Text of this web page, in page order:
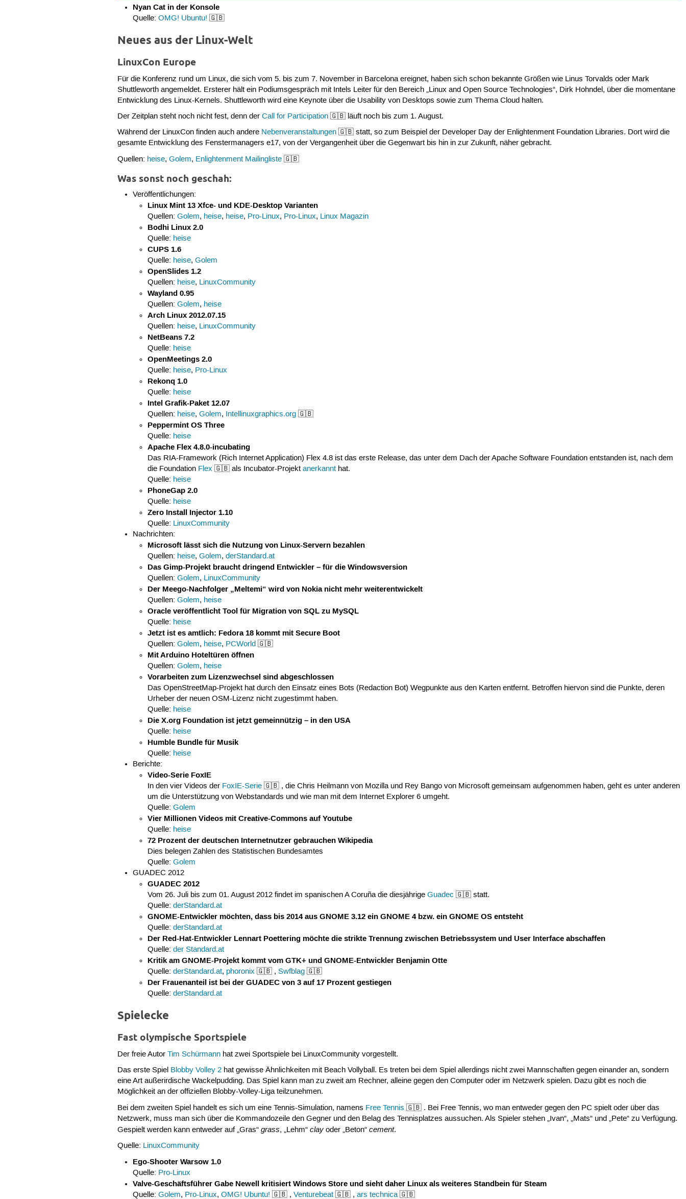
Nyan Cat in der Konsole
Quelle: OMG! Ubuntu! 🇬🇧
Neues aus der Linux-Welt
LinuxCon Europe
Für die Konferenz rund um Linux, die sich vom 5. bis zum 7. November in Barcelona ereignet, haben sich schon bekannte Größen wie Linus Torvalds oder Mark
Shuttleworth angemeldet. Ersterer hält ein Podiumsgespräch mit Intels Leiter für den Bereich „Linux and Open Source Technologies“, Dirk Hohndel, über die momentane
Entwicklung des Linux-Kernels. Shuttleworth wird eine Keynote über die Usability von Desktops sowie zum Thema Cloud halten.
Der Zeitplan steht noch nicht fest, denn derCall for Participation 🇬🇧 läuft noch bis zum 1. August.
Während der LinuxCon finden auch andere Nebenveranstaltungen 🇬🇧 statt, so zum Beispiel der Developer Day der Enlightenment Foundation Libraries. Dort wird die
gesamte Entwicklung des Fenstermanagers e17, von der Vergangenheit über die Gegenwart bis hin in zur Zukunft, näher gebracht.
Quellen: heise,Golem, Enlightenment Mailingliste 🇬🇧
Was sonst noch geschah:
Veröffentlichungen:
Linux Mint 13 Xfce- und KDE-Desktop Varianten
Quellen:Golem, heise, heise, Pro-Linux, Pro-Linux, Linux Magazin
Bodhi Linux 2.0
Quelle: heise
CUPS 1.6
Quelle: heise,Golem
OpenSlides 1.2
Quellen: heise, LinuxCommunity
Wayland 0.95
Quellen:Golem, heise
Arch Linux 2012.07.15
Quellen: heise, LinuxCommunity
NetBeans 7.2
Quelle: heise
OpenMeetings 2.0
Quelle: heise, Pro-Linux
Rekonq 1.0
Quelle: heise
Intel Grafik-Paket 12.07
Quellen: heise,Golem, Intellinuxgraphics.org 🇬🇧
Peppermint OS Three
Quelle: heise
Apache Flex 4.8.0-incubating
Das RIA-Framework (Rich Internet Application) Flex 4.8 ist das erste Release, das unter dem Dach der Apache Software Foundation entstanden ist, nach dem
die Foundation Flex 🇬🇧 als Incubator-Projektanerkannt hat.
Quelle: heise
PhoneGap 2.0
Quelle: heise
Zero Install Injector 1.10
Quelle: LinuxCommunity
Nachrichten:
Microsoft lässt sich die Nutzung von Linux-Servern bezahlen
Quellen: heise,Golem,derStandard.at
Das Gimp-Projekt braucht dringend Entwickler – für die Windowsversion
Quellen:Golem, LinuxCommunity
Der Meego-Nachfolger „Meltemi“ wird von Nokia nicht mehr weiterentwickelt
Quellen:Golem, heise
Oracle veröffentlicht Tool für Migration von SQL zu MySQL
Quelle: heise
Jetzt ist es amtlich: Fedora 18 kommt mit Secure Boot
Quellen:Golem, heise, PCWorld 🇬🇧
Mit Arduino Hoteltüren öffnen
Quellen:Golem, heise
Vorarbeiten zum Lizenzwechsel sind abgeschlossen
Das OpenStreetMap-Projekt hat durch den Einsatz eines Bots (Redaction Bot) Wegpunkte aus den Karten entfernt. Betroffen hiervon sind die Punkte, deren
Urheber der neuen OSM-Lizenz nicht zugestimmt haben.
Quelle: heise
Die X.org Foundation ist jetzt gemeinnützig – in den USA
Quelle: heise
Humble Bundle für Musik
Quelle: heise
Berichte:
Video-Serie FoxIE
In den vier Videos der FoxIE-Serie 🇬🇧 , die Chris Heilmann von Mozilla und Rey Bango von Microsoft gemeinsam aufgenommen haben, geht es unter anderen
um die Unterstützung von Webstandards und wie man mit dem Internet Explorer 6 umgeht.
Quelle:Golem
Vier Millionen Videos mit Creative-Commons auf Youtube
Quelle: heise
72 Prozent der deutschen Internetnutzer gebrauchen Wikipedia
Dies belegen Zahlen des Statistischen Bundesamtes
Quelle:Golem
GUADEC 2012
GUADEC 2012
Vom 26. Juli bis zum 01. August 2012 findet im spanischen A Coruña die diesjährigeGuadec 🇬🇧 statt.
Quelle:derStandard.at
GNOME-Entwickler möchten, dass bis 2014 aus GNOME 3.12 ein GNOME 4 bzw. ein GNOME OS entsteht
Quelle:derStandard.at
Der Red-Hat-Entwickler Lennart Poettering möchte die strikte Trennung zwischen Betriebssystem und User Interface abschaffen
Quelle:der Standard.at
Kritik am GNOME-Projekt kommt vom GTK+ und GNOME-Entwickler Benjamin Otte
Quelle:derStandard.at, phoronix 🇬🇧 ,Swfblag 🇬🇧
Der Frauenanteil ist bei der GUADEC von 3 auf 17 Prozent gestiegen
Quelle:derStandard.at
Spielecke
Fast olympische Sportspiele
Der freie AutorTim Schürmann hat zwei Sportspiele bei LinuxCommunity vorgestellt.
Das erste Spiel Blobby Volley 2 hat gewisse Ähnlichkeiten mit Beach Vollyball. Es treten bei dem Spiel allerdings nicht zwei Mannschaften gegen einander an, sondern
eine Art außerirdische Wackelpudding. Das Spiel kann man zu zweit am Rechner, alleine gegen den Computer oder im Netzwerk spielen. Dazu gibt es noch die
Möglichkeit an der offiziellen Blobby-Volley-Liga teilzunehmen.
Bei dem zweiten Spiel handelt es sich um eine Tennis-Simulation, namens Free Tennis 🇬🇧 . Bei Free Tennis, wo man entweder gegen den PC spielt oder über das
Netzwerk, muss man sich über die Kommandozeile den Gegner und den Belag des Tennisplatzes aussuchen. Als Spieler stehen „Ivan“, „Mats“ und „Pete“ zu Verfügung.
Gespielt werden kann entweder auf „Gras“grass, „Lehm“clay oder „Beton“cement.
Quelle: LinuxCommunity
Ego-Shooter Warsow 1.0
Quelle: Pro-Linux
Valve-Geschäftsführer Gabe Newell kritisiert Windows Store und sieht daher Linux als weiteres Standbein für Steam
Quelle: Golem, Pro-Linux, OMG! Ubuntu! 🇬🇧 , Venturebeat🇬🇧 , ars technica🇬🇧